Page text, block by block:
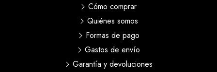
Cómo comprar
Quiénes somos
Formas de pago
Gastos de envío
Garantía y devoluciones